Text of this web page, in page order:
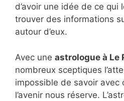
d’avoir une idée de ce qui
trouver des informations
autour d’eux.
Avec une astrologue à Le
nombreux sceptiques
impossible de savoir avec
l’avenir nous réserve.